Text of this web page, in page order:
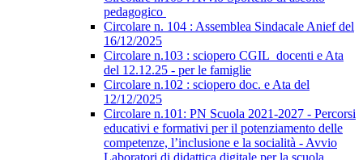
pedagogico
Circolare n. 104 : Assemblea Sindacale Anief del
16/12/2025
Circolare n.103 : sciopero CGIL_docenti e Ata
del 12.12.25 - per le famiglie
Circolare n.102 : sciopero doc. e Ata del
12/12/2025
Circolare n.101: PN Scuola 2021-2027 - Percorsi
educativi e formativi per il potenziamento delle
competenze, l’inclusione e la socialità - Avvio